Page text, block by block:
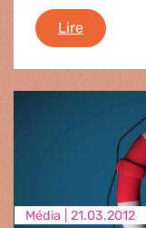
LireDebriefing
Média | 21.03.2012